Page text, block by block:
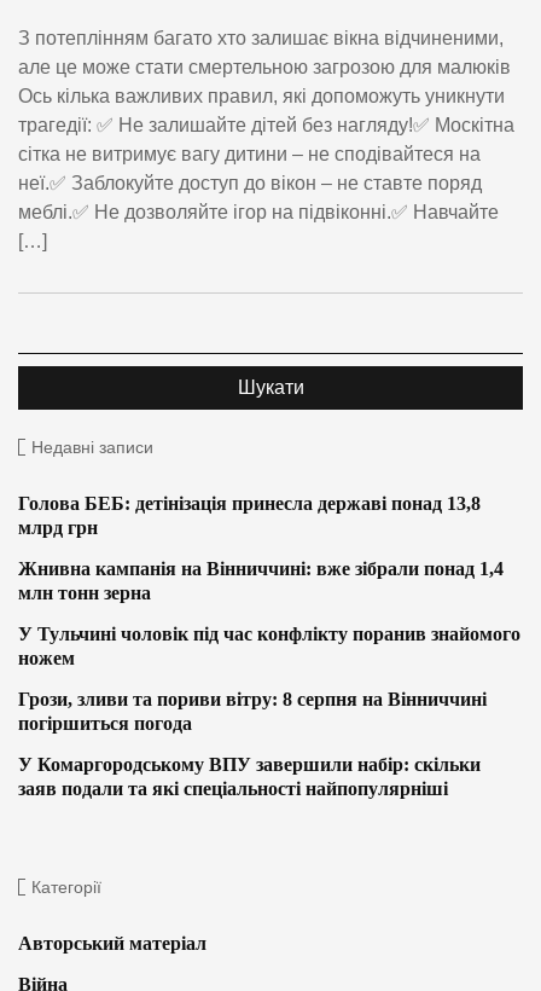
З потеплінням багато хто залишає вікна відчиненими,
але це може стати смертельною загрозою для малюків
Ось кілька важливих правил, які допоможуть уникнути
трагедії: ✅ Не залишайте дітей без нагляду!✅ Москітна
сітка не витримує вагу дитини – не сподівайтеся на
неї.✅ Заблокуйте доступ до вікон – не ставте поряд
меблі.✅ Не дозволяйте ігор на підвіконні.✅ Навчайте
[…]
Недавні записи
Голова БЕБ: детінізація принесла державі понад 13,8
млрд грн
Жнивна кампанія на Вінниччині: вже зібрали понад 1,4
млн тонн зерна
У Тульчині чоловік під час конфлікту поранив знайомого
ножем
Грози, зливи та пориви вітру: 8 серпня на Вінниччині
погіршиться погода
У Комаргородському ВПУ завершили набір: скільки
заяв подали та які спеціальності найпопулярніші
Категорії
Авторський матеріал
Війна